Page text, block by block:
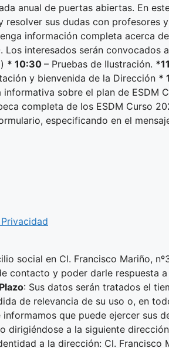
anual de puertas abiertas. En
sus dudas con profesores
información completa acerca
. Los interesados serán convocados
* 10:30 – Pruebas de Ilustración.
y bienvenida de la Dirección *
informativa sobre el plan de ESDM
completa de los ESDM Curso
especificando en el
social en Cl. Francisco Mariño,
contacto y poder darle respuesta
Plazo: Sus datos serán tratados el
de relevancia de su uso o, en
informamos que puede ejercer sus
a la siguiente
a la dirección: Cl. Francisco